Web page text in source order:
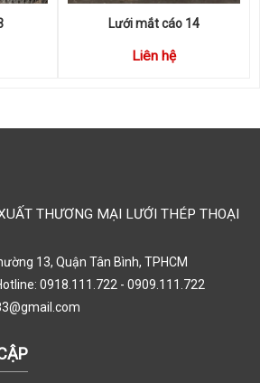
Lưới mắt cáo 14
Liên hệ
THƯƠNG MẠI LƯỚI THÉP THOẠI
13, Quận Tân Bình, TPHCM
0918.111.722 - 0909.111.722